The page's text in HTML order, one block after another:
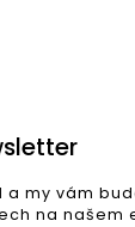
a my vám
na našem